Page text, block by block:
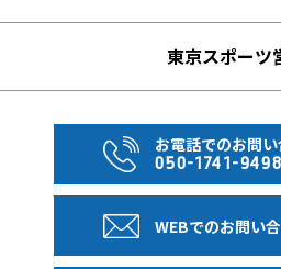
ご宿泊のホテルの中には、シャワ
部屋になる場合もあります。予め
●【未成年の宿泊について】
一部屋に18歳未満のお客様のみ
す。必ず18歳以上のお客様と同室
人数変更に関してはこちら
東京スポーツ
お電話でのお問
050-1741-9498
WEBでのお問い